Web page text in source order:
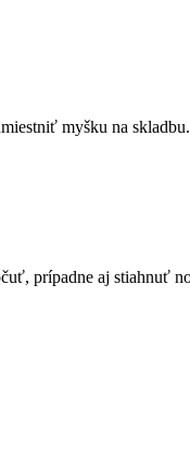
myšku na
prípadne aj